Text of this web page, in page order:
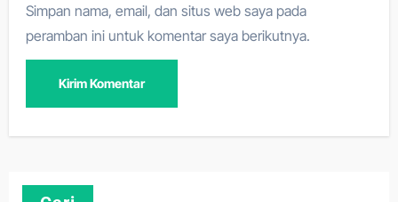
Simpan nama, email, dan situs web saya pada
peramban ini untuk komentar saya berikutnya.